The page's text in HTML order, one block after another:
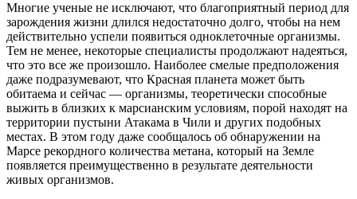
Многие ученые не исключают, что благоприятный период для
зарождения жизни длился недостаточно долго, чтобы на нем
действительно успели появиться одноклеточные организмы.
Тем не менее, некоторые специалисты продолжают надеяться,
что это все же произошло. Наиболее смелые предположения
даже подразумевают, что Красная планета может быть
обитаема и сейчас — организмы, теоретически способные
выжить в близких к марсианским условиям, порой находят на
территории пустыни Атакама в Чили и других подобных
местах. В этом году даже сообщалось об обнаружении на
Марсе рекордного количества метана, который на Земле
появляется преимущественно в результате деятельности
живых организмов.